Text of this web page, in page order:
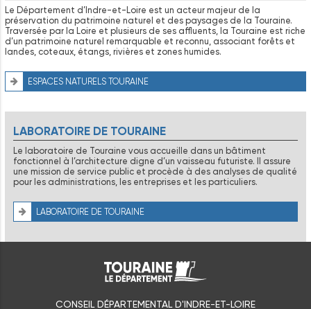
Le Département d’Indre-et-Loire est un acteur majeur de la
préservation du patrimoine naturel et des paysages de la Touraine.
Traversée par la Loire et plusieurs de ses affluents, la Touraine est riche
d’un patrimoine naturel remarquable et reconnu, associant forêts et
landes, coteaux, étangs, rivières et zones humides.
ESPACES NATURELS TOURAINE
LABORATOIRE DE TOURAINE
Le laboratoire de Touraine vous accueille dans un bâtiment
fonctionnel à l’architecture digne d’un vaisseau futuriste. Il assure
une mission de service public et procède à des analyses de qualité
pour les administrations, les entreprises et les particuliers.
LABORATOIRE DE TOURAINE
CONSEIL DÉPARTEMENTAL D'INDRE-ET-LOIRE